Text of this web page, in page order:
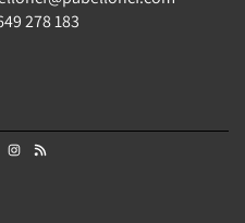
278 183
Instagram